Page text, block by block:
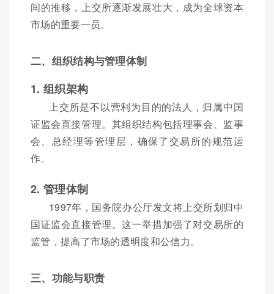
间的推移，上交所逐渐发展壮大，成为全球资本
市场的重要一员。
二、组织结构与管理体制
1. 组织架构
上交所是不以营利为目的的法人，归属中国
证监会直接管理。其组织结构包括理事会、监事
会、总经理等管理层，确保了交易所的规范运
作。
2. 管理体制
1997年，国务院办公厅发文将上交所划归中
国证监会直接管理。这一举措加强了对交易所的
监管，提高了市场的透明度和公信力。
三、功能与职责